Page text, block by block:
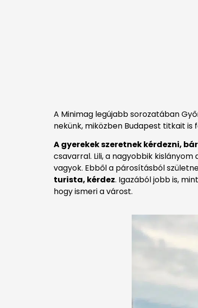
A Minimag legújabb sorozatában
nekünk, miközben Budapest titkait
A gyerekek szeretnek kérdezni,
csavarral. Lili, a nagyobbik
vagyok. Ebből a párosításból
turista, kérdez. Igazából jobb is,
hogy ismeri a várost.